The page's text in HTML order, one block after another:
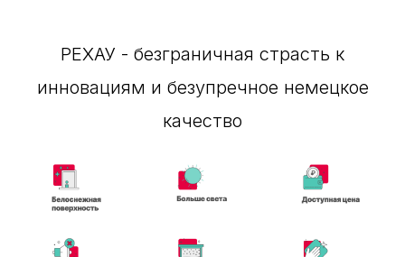
Скидка 10% на остекление загородного
РЕХАУ - безграничная страсть к
инновациям и безупречное немецкое
качество